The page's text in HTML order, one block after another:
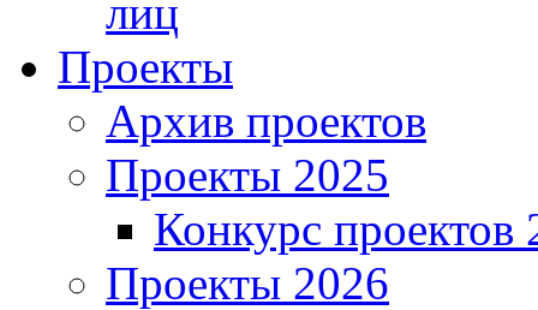
лиц
Проекты
Архив проектов
Проекты 2025
Конкурс проектов
Проекты 2026